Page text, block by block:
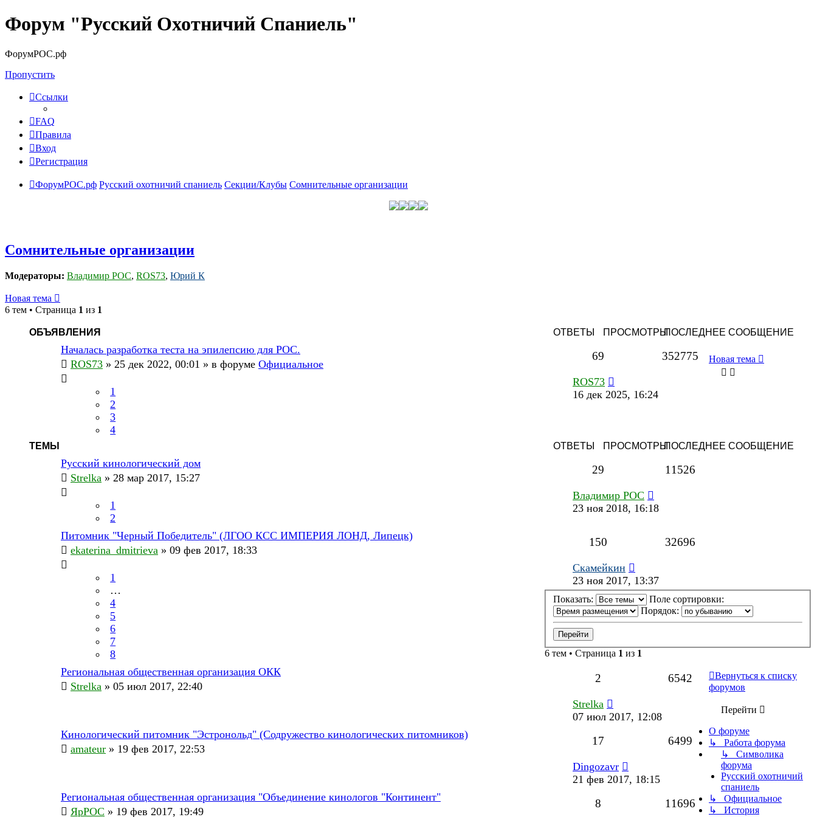
Форум "Русский Охотничий Спаниель"
ФорумРОС.рф
Пропустить
Ссылки
FAQ
Правила
Вход
Регистрация
ФорумРОС.рф Русский охотничий спаниель Секции/Клубы Сомнительные организации
Сомнительные организации
Модераторы: Владимир РОС, ROS73, Юрий К
Новая тема
6 тем • Страница 1 из 1
ОБЪЯВЛЕНИЯ ОТВЕТЫ ПРОСМОТРЫПОСЛЕДНЕЕ СООБЩЕНИЕ
Началась разработка теста на эпилепсию для РОС.
ROS73 » 25 дек 2022, 00:01 » в форуме Официальное
1
2
3
4
69 352775
ROS73
16 дек 2025, 16:24
ТЕМЫ ОТВЕТЫ ПРОСМОТРЫПОСЛЕДНЕЕ СООБЩЕНИЕ
Русский кинологический дом
Strelka » 28 мар 2017, 15:27
1
2
29 11526
Владимир РОС
23 ноя 2018, 16:18
Питомник "Черный Победитель" (ЛГОО КСС ИМПЕРИЯ ЛОНД, Липецк)
ekaterina_dmitrieva » 09 фев 2017, 18:33
1
…
4
5
6
7
8
150 32696
Скамейкин
23 ноя 2017, 13:37
Региональная общественная организация ОКК
Strelka » 05 июл 2017, 22:40
2 6542
Strelka
07 июл 2017, 12:08
Кинологический питомник "Эстронольд" (Содружество кинологических питомников)
amateur » 19 фев 2017, 22:53
17 6499
Dingozavr
21 фев 2017, 18:15
Региональная общественная организация "Объединение кинологов "Континент"
ЯрРОС » 19 фев 2017, 19:49
8 11696
Новая тема
Показать:
Поле сортировки:
Порядок:
6 тем • Страница 1 из 1
Вернуться к списку
форумов
Перейти
О форуме
↳ Работа форума
↳ Символика
форума
Русский охотничий
спаниель
↳ Официальное
↳ История